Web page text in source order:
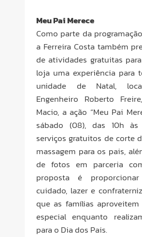
Meu Pai Merece
Como parte da
a Ferreira Costa também
de atividades gratuitas
loja uma experiência para
unidade de Natal,
Engenheiro Roberto
Macio, a ação “Meu Pai
sábado (08), das 10h às
serviços gratuitos de corte
massagem para os pais,
de fotos em parceria
proposta é
cuidado, lazer e
que as famílias
especial enquanto
para o Dia dos Pais.